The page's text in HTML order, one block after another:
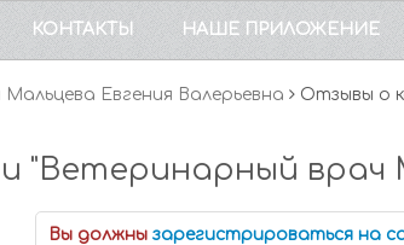
КОНТАКТЫ НАШЕ ПРИЛОЖЕНИЕ
Евгения Валерьевна Отзывы о
"Ветеринарный врач
Вы должны зарегистрироваться на